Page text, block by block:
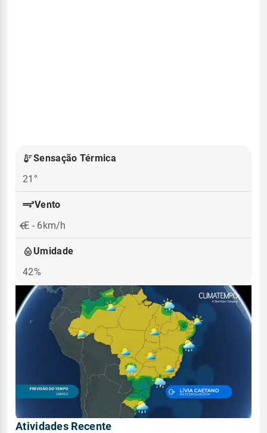
Sensação Térmica
21°
Vento
E - 6km/h
Umidade
42%
Atividades Recente